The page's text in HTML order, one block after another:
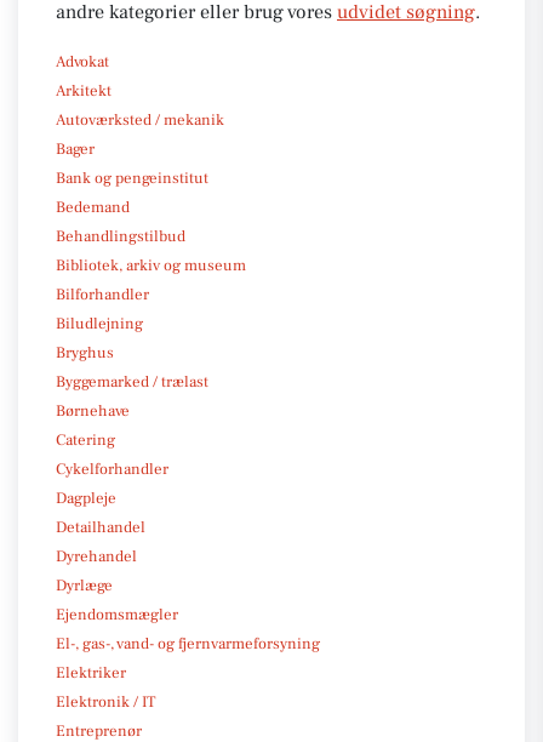
andre kategorier eller brug vores udvidet søgning.
Advokat
Arkitekt
Autoværksted / mekanik
Bager
Bank og pengeinstitut
Bedemand
Behandlingstilbud
Bibliotek, arkiv og museum
Bilforhandler
Biludlejning
Bryghus
Byggemarked / trælast
Børnehave
Catering
Cykelforhandler
Dagpleje
Detailhandel
Dyrehandel
Dyrlæge
Ejendomsmægler
El-, gas-, vand- og fjernvarmeforsyning
Elektriker
Elektronik / IT
Entreprenør